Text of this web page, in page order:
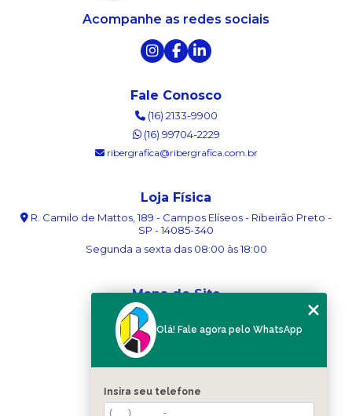
Acompanhe as redes sociais
Fale Conosco
(16) 2133-9900
(16) 99704-2229
ribergrafica@ribergrafica.com.br
Loja Física
R. Camilo de Mattos, 189 - Campos Elíseos - Ribeirão Preto -
SP - 14085-340
Segunda a sexta das 08:00 às 18:00
Mapa do Site
Sobre nós
Blog
Categorias
Olá! Fale agora pelo WhatsApp
Insira seu telefone